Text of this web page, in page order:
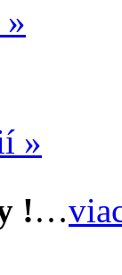
»
!…